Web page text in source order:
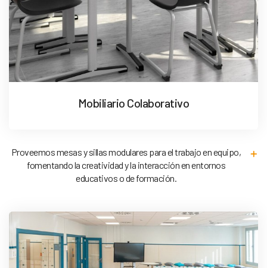
Mobiliario Colaborativo
Proveemos mesas y sillas modulares para el trabajo en equipo,
fomentando la creatividad y la interacción en entornos
educativos o de formación.